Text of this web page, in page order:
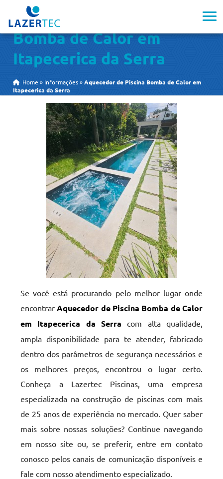
Aquecedor de Piscina
Bomba de Calor em
Itapecerica da Serra
Home » Informações »Aquecedor de Piscina Bomba de Calor em
Itapecerica da Serra
Se você está procurando pelo melhor lugar onde
encontrarAquecedor de Piscina Bomba de Calor
em Itapecerica da Serra com alta qualidade,
ampla disponibilidade para te atender, fabricado
dentro dos parâmetros de segurança necessários e
os melhores preços, encontrou o lugar certo.
Conheça a Lazertec Piscinas, uma empresa
especializada na construção de piscinas com mais
de 25 anos de experiência no mercado. Quer saber
mais sobre nossas soluções? Continue navegando
em nosso site ou, se preferir, entre em contato
conosco pelos canais de comunicação disponíveis e
fale com nosso atendimento especializado.